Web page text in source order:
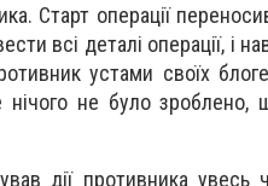
Старт операції
всі деталі операції, і
устами своїх
не було зроблено,
дії противника увесь